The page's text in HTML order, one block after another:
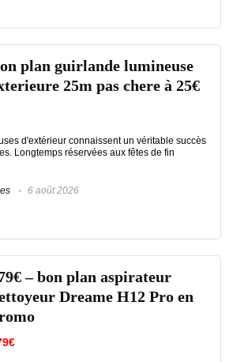
plan guirlande lumineuse
25m pas chere à 25€
d'extérieur connaissent un véritable succès
Longtemps réservées aux fêtes de fin
6 août 2026
– bon plan aspirateur
Dreame H12 Pro en